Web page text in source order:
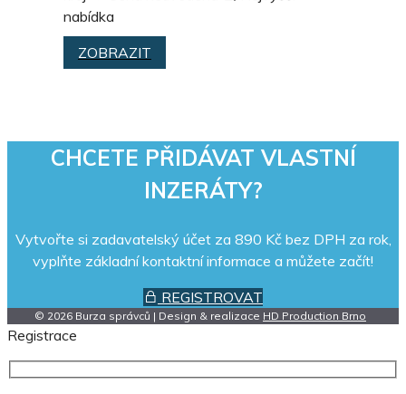
nabídka
ZOBRAZIT
CHCETE PŘIDÁVAT VLASTNÍ
INZERÁTY?
Vytvořte si zadavatelský účet za 890 Kč bez DPH za rok,
vyplňte základní kontaktní informace a můžete začít!
REGISTROVAT
© 2026 Burza správců | Design & realizace HD Production Brno
Registrace